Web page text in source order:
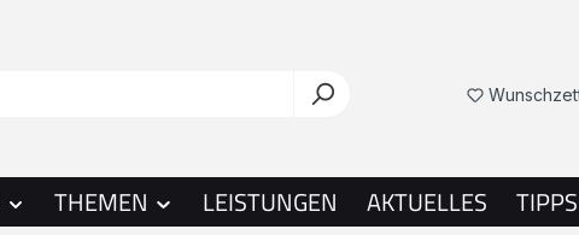
THEMEN LEISTUNGEN AKTUELLES